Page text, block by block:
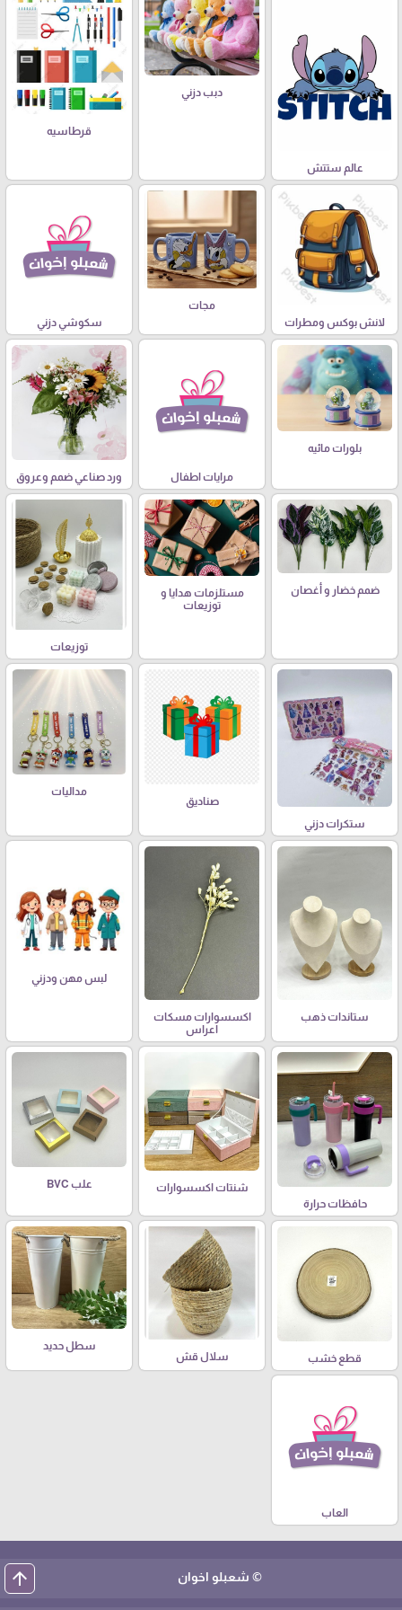
عالم ستتش
دبب دزني
قرطاسيه
لانش بوكس ومطرات
مجات
سكوشي دزني
بلورات مائيه
مرايات اطفال ورد صناعي ضمم وعروق
ضمم خضار و أغصان
مستلزمات هدايا و
توزيعات
توزيعات
ستكرات دزني
صناديق
مداليات
ستاندات ذهب
اكسسوارات مسكات
اعراس
لبس مهن ودزني
حافظات حرارة
شنتات اكسسوارات علب BVC
قطع خشب سلال قش
سطل حديد
العاب
© شعبلو اخوان arrow_upward